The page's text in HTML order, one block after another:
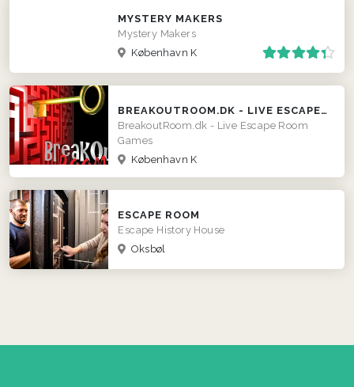
MYSTERY MAKERS
Mystery Makers
København K
BREAKOUTROOM.DK - LIVE ESCAPE ROOM GAMES
BreakoutRoom.dk - Live Escape Room
Games
København K
ESCAPE ROOM
Escape History House
Oksbøl